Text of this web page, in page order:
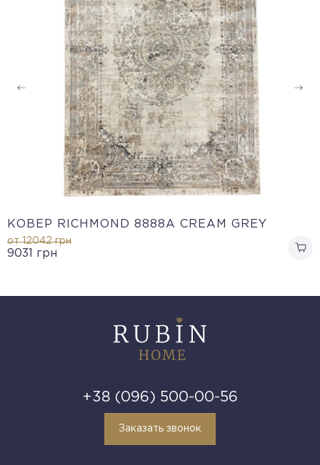
КОВЕР RICHMOND 8888A CREAM GREY
от 12042грн
9031 грн
+38 (096) 500-00-56
Заказать звонок